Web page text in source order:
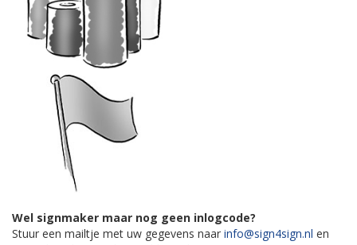
Wel signmaker maar nog geen inlogcode?
Stuur een mailtje met uw gegevens naar info@sign4sign.nl en